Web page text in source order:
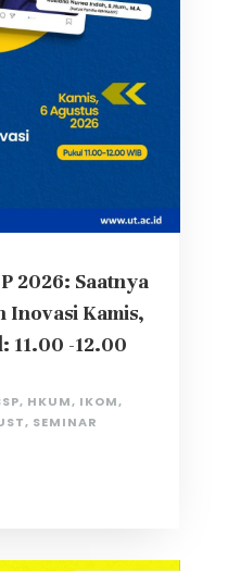
2026: Saatnya
Inovasi Kamis,
11.00 -12.00
, HKUM, IKOM,
, SEMINAR